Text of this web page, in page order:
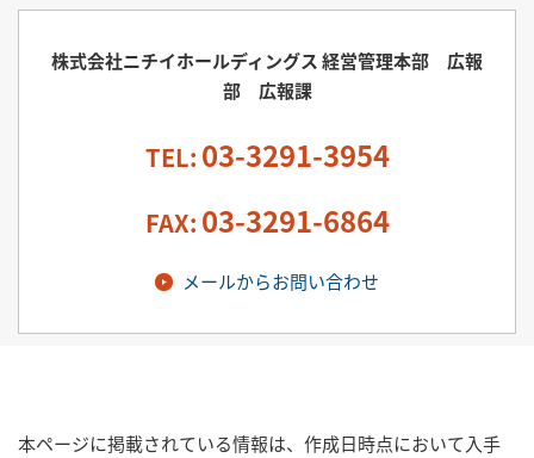
株式会社ニチイホールディングス 経営管理本部 広報
部 広報課
TEL: 03-3291-3954
FAX: 03-3291-6864
メールからお問い合わせ
本ページに掲載されている情報は、作成日時点において入手